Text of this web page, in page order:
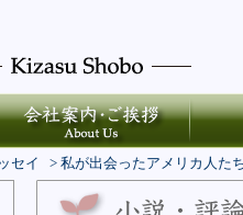
セイ > 私が出会ったアメリカ人た